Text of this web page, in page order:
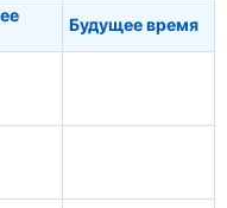
Будущее время